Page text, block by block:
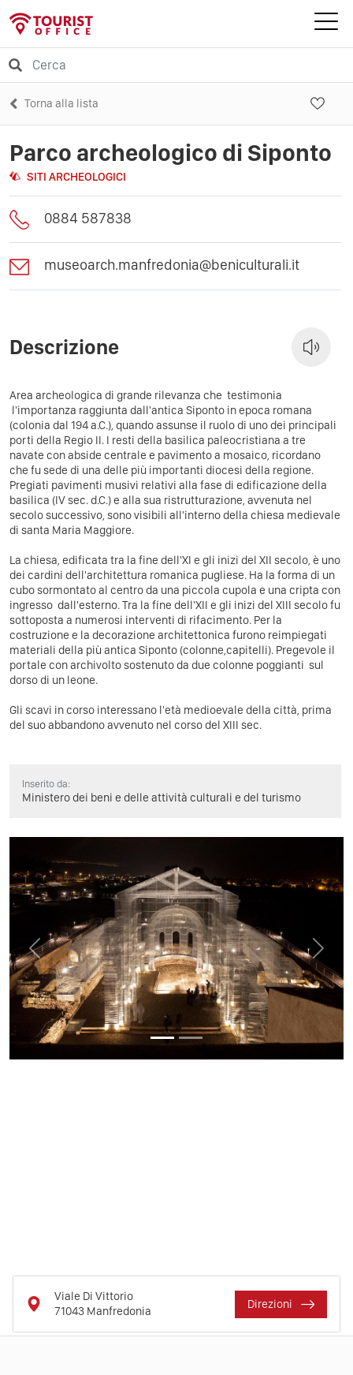
Torna alla lista
Parco archeologico di Siponto
SITI ARCHEOLOGICI
0884 587838
museoarch.manfredonia@beniculturali.it
Descrizione
Area archeologica di grande rilevanza che testimonia
l'importanza raggiunta dall'antica Siponto in epoca romana
(colonia dal 194 a.C.), quando assunse il ruolo di uno dei principali
porti della Regio II. I resti della basilica paleocristiana a tre
navate con abside centrale e pavimento a mosaico, ricordano
che fu sede di una delle più importanti diocesi della regione.
Pregiati pavimenti musivi relativi alla fase di edificazione della
basilica (IV sec. d.C.) e alla sua ristrutturazione, avvenuta nel
secolo successivo, sono visibili all'interno della chiesa medievale
di santa Maria Maggiore.
La chiesa, edificata tra la fine dell'XI e gli inizi del XII secolo, è uno
dei cardini dell'architettura romanica pugliese. Ha la forma di un
cubo sormontato al centro da una piccola cupola e una cripta con
ingresso dall'esterno. Tra la fine dell'XII e gli inizi del XIII secolo fu
sottoposta a numerosi interventi di rifacimento. Per la
costruzione e la decorazione architettonica furono reimpiegati
materiali della più antica Siponto (colonne,capitelli). Pregevole il
portale con archivolto sostenuto da due colonne poggianti sul
dorso di un leone.
Gli scavi in corso interessano l'età medioevale della città, prima
del suo abbandono avvenuto nel corso del XIII sec.
Inserito da:
Ministero dei beni e delle attività culturali e del turismo
Previous Next
Viale Di Vittorio
71043 Manfredonia
Direzioni